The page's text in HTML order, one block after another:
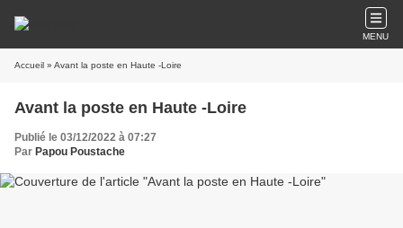
MENU
Accueil » Avant la poste en Haute -Loire
Avant la poste en Haute -Loire
Publié le 03/12/2022 à 07:27
Par Papou Poustache